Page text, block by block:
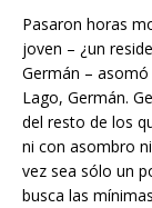
Pasaron horas
joven – ¿un
Germán –
Lago, Germán.
del resto de los
ni con asombro
vez sea sólo un
busca las